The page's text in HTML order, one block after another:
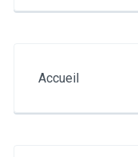
Accueil